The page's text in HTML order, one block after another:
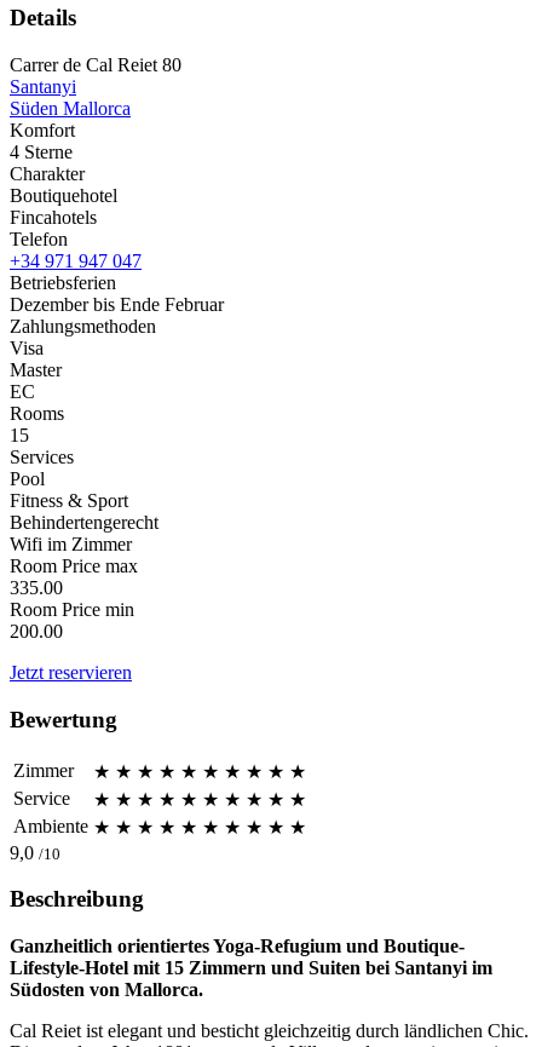
Details
Carrer de Cal Reiet 80
Santanyi
Süden Mallorca
Komfort
4 Sterne
Charakter
Boutiquehotel
Fincahotels
Telefon
+34 971 947 047
Betriebsferien
Dezember bis Ende Februar
Zahlungsmethoden
Visa
Master
EC
Rooms
15
Services
Pool
Fitness & Sport
Behindertengerecht
Wifi im Zimmer
Room Price max
335.00
Room Price min
200.00
Jetzt reservieren
Bewertung
Zimmer ★ ★ ★ ★ ★ ★ ★ ★ ★ ★
Service
★ ★ ★ ★ ★ ★ ★ ★ ★ ★
Ambiente ★ ★ ★ ★ ★ ★ ★ ★ ★ ★
9,0 /10
Beschreibung
Ganzheitlich orientiertes Yoga-Refugium und Boutique-
Lifestyle-Hotel mit 15 Zimmern und Suiten bei Santanyi im
Südosten von Mallorca.
Cal Reiet ist elegant und besticht gleichzeitig durch ländlichen Chic.